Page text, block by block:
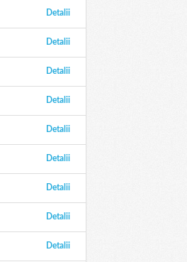
Detalii
Detalii
Detalii
Detalii
Detalii
Detalii
Detalii
Detalii
Detalii